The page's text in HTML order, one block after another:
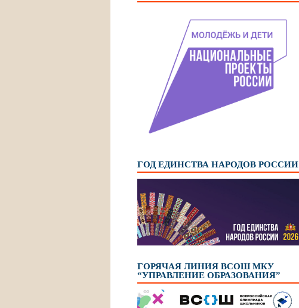
ГОД ЕДИНСТВА НАРОДОВ РОССИИ
ГОРЯЧАЯ ЛИНИЯ ВСОШ МКУ
“УПРАВЛЕНИЕ ОБРАЗОВАНИЯ”